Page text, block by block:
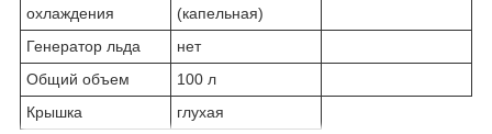
охлаждения
(капельная)
Генератор льда
нет
Общий объем
100 л
Крышка
глухая